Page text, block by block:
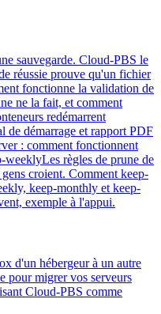
sauvegarde. Cloud-PBS le
réussie prouve qu'un fichier
fonctionne la validation de
ne la fait, et comment
redémarrent
de démarrage et rapport PDF
: comment fonctionnent
weeklyLes règles de prune de
croient. Comment keep-
keep-monthly et keep-
exemple à l'appui.
d'un hébergeur à un autre
pour migrer vos serveurs
Cloud-PBS comme